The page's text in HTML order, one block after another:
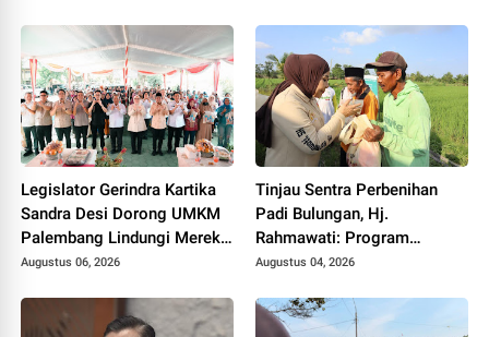
Legislator Gerindra Kartika
Sandra Desi Dorong UMKM
Palembang Lindungi Merek
Usaha
Augustus 06, 2026
Tinjau Sentra Perbenihan
Padi Bulungan, Hj.
Rahmawati: Program
Prabowo Bikin Petani Makin
Augustus 04, 2026